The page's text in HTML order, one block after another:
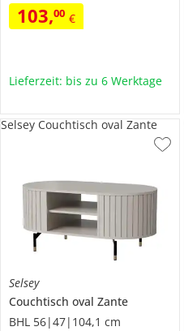
103,00 €
Lieferzeit: bis zu 6 Werktage
Selsey
Couchtisch oval Zante
BHL 56|47|104,1 cm
Selsey Couchtisch oval Zante